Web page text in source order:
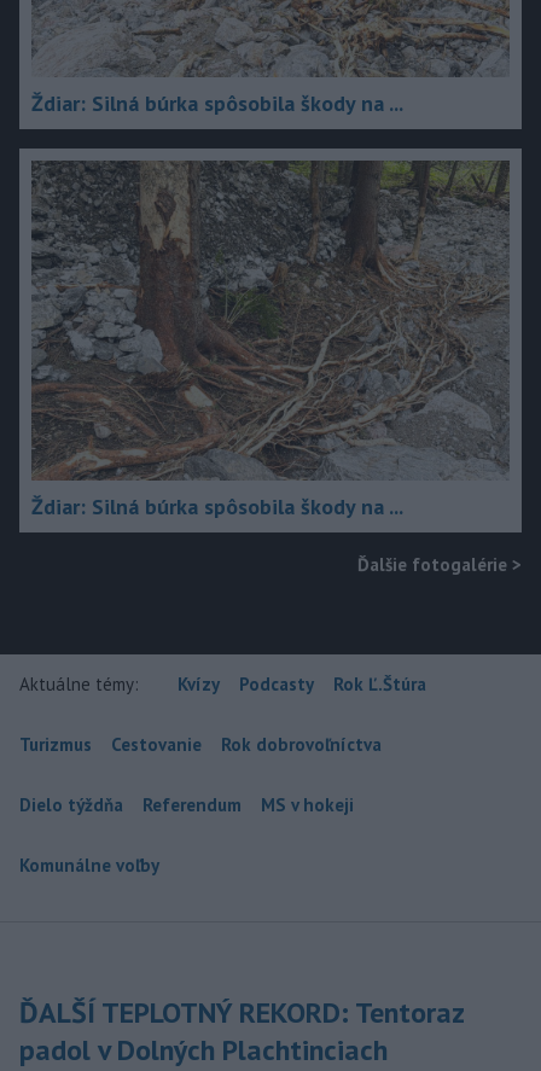
Ždiar: Silná búrka spôsobila škody na ...
Ždiar: Silná búrka spôsobila škody na ...
Ďalšie fotogalérie >
Aktuálne témy: Kvízy Podcasty Rok Ľ.Štúra
Turizmus Cestovanie Rok dobrovoľníctva
Dielo týždňa Referendum MS v hokeji
Komunálne voľby
ĎALŠÍ TEPLOTNÝ REKORD: Tentoraz
padol v Dolných Plachtinciach